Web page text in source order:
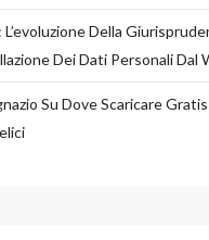
Della
Dei Dati Personali Dal
Su Dove Scaricare